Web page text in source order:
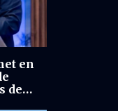
en
de